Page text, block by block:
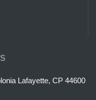
Lafayette, CP 44600